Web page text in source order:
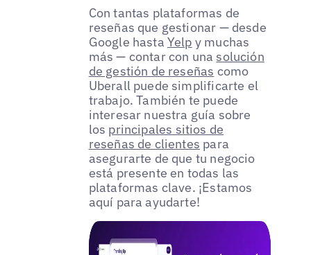
Con tantas plataformas de
reseñas que gestionar — desde
Google hasta Yelp y muchas
más — contar con una solución
de gestión de reseñas como
Uberall puede simplificarte el
trabajo. También te puede
interesar nuestra guía sobre
los principales sitios de
reseñas de clientes para
asegurarte de que tu negocio
está presente en todas las
plataformas clave. ¡Estamos
aquí para ayudarte!